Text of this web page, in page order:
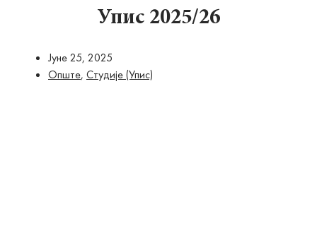
Упис 2025/26
Јуне 25, 2025
Опште, Студије (Упис)